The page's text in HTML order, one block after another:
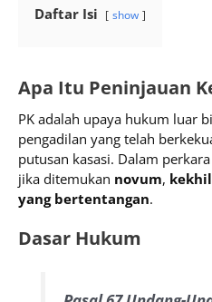
Daftar Isi show
Apa Itu Peninjauan
PK adalah upaya hukum luar
pengadilan yang telah
putusan kasasi. Dalam
jika ditemukan novum,
yang bertentangan.
Dasar Hukum